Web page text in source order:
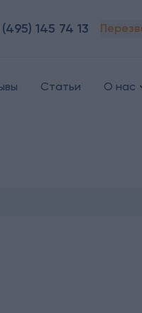
(495) 145 74 13
Статьи О нас